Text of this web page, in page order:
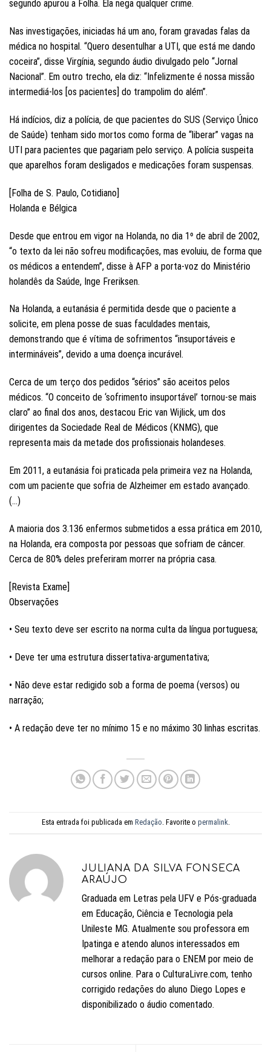
segundo apurou a Folha. Ela nega qualquer crime.
Nas investigações, iniciadas há um ano, foram gravadas falas da
médica no hospital. “Quero desentulhar a UTI, que está me dando
coceira”, disse Virgínia, segundo áudio divulgado pelo “Jornal
Nacional”. Em outro trecho, ela diz: “Infelizmente é nossa missão
intermediá-los [os pacientes] do trampolim do além”.
Há indícios, diz a polícia, de que pacientes do SUS (Serviço Único
de Saúde) tenham sido mortos como forma de “liberar” vagas na
UTI para pacientes que pagariam pelo serviço. A polícia suspeita
que aparelhos foram desligados e medicações foram suspensas.
[Folha de S. Paulo, Cotidiano]
Holanda e Bélgica
Desde que entrou em vigor na Holanda, no dia 1º de abril de 2002,
“o texto da lei não sofreu modificações, mas evoluiu, de forma que
os médicos a entendem”, disse à AFP a porta-voz do Ministério
holandês da Saúde, Inge Freriksen.
Na Holanda, a eutanásia é permitida desde que o paciente a
solicite, em plena posse de suas faculdades mentais,
demonstrando que é vítima de sofrimentos “insuportáveis e
intermináveis”, devido a uma doença incurável.
Cerca de um terço dos pedidos “sérios” são aceitos pelos
médicos. “O conceito de ‘sofrimento insuportável’ tornou-se mais
claro” ao final dos anos, destacou Eric van Wijlick, um dos
dirigentes da Sociedade Real de Médicos (KNMG), que
representa mais da metade dos profissionais holandeses.
Em 2011, a eutanásia foi praticada pela primeira vez na Holanda,
com um paciente que sofria de Alzheimer em estado avançado.
(…)
A maioria dos 3.136 enfermos submetidos a essa prática em 2010,
na Holanda, era composta por pessoas que sofriam de câncer.
Cerca de 80% deles preferiram morrer na própria casa.
[Revista Exame]
Observações
• Seu texto deve ser escrito na norma culta da língua portuguesa;
• Deve ter uma estrutura dissertativa-argumentativa;
• Não deve estar redigido sob a forma de poema (versos) ou
narração;
• A redação deve ter no mínimo 15 e no máximo 30 linhas escritas.
Esta entrada foi publicada em Redação. Favorite o permalink.
JULIANA DA SILVA FONSECA
ARAÚJO
Graduada em Letras pela UFV e Pós-graduada
em Educação, Ciência e Tecnologia pela
Unileste MG. Atualmente sou professora em
Ipatinga e atendo alunos interessados em
melhorar a redação para o ENEM por meio de
cursos online. Para o CulturaLivre.com, tenho
corrigido redações do aluno Diego Lopes e
disponibilizado o áudio comentado.